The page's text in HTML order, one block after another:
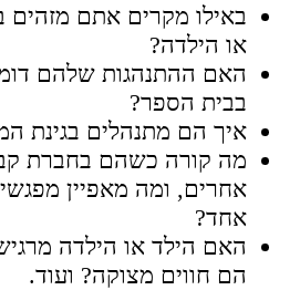
באילו מקרים אתם מזהים
או הילדה?
האם ההתנהגות שלהם
בבית הספר?
איך הם מתנהלים בגינת
מה קורה כשהם בחברת
אחרים, ומה מאפיין
אחד?
האם הילד או הילדה
הם חווים מצוקה? ועוד.